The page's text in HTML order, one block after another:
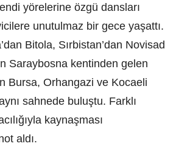
yörelerine özgü dansları
unutulmaz bir gece yaşattı.
Bitola, Sırbistan’dan Novisad
Saraybosna kentinden gelen
Bursa, Orhangazi ve Kocaeli
sahnede buluştu. Farklı
kaynaşması
aldı.